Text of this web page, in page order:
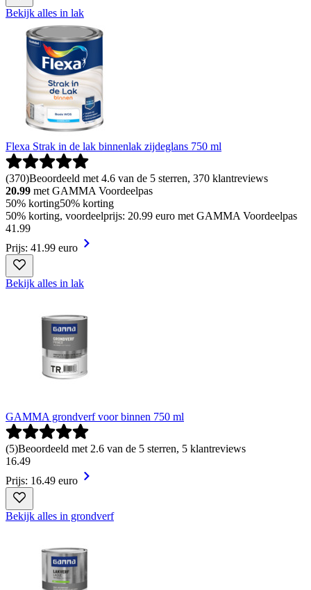
Bekijk alles in lak
Flexa Strak in de lak binnenlak zijdeglans 750 ml
(370)Beoordeeld met 4.6 van de 5 sterren, 370 klantreviews
20.99 met GAMMA Voordeelpas
50% korting50% korting
50% korting, voordeelprijs: 20.99 euro met GAMMA Voordeelpas
41 .99
Prijs: 41.99 euro
Bekijk alles in lak
GAMMA grondverf voor binnen 750 ml
(5)Beoordeeld met 2.6 van de 5 sterren, 5 klantreviews
16.49
Prijs: 16.49 euro
Bekijk alles in grondverf